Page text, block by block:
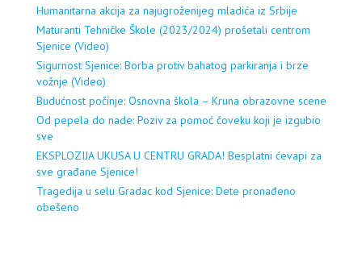
Humanitarna akcija za najugroženijeg mladića iz Srbije
Maturanti Tehničke Škole (2023/2024) prošetali centrom
Sjenice (Video)
Sigurnost Sjenice: Borba protiv bahatog parkiranja i brze
vožnje (Video)
Budućnost počinje: Osnovna škola – Kruna obrazovne scene
Od pepela do nade: Poziv za pomoć čoveku koji je izgubio
sve
EKSPLOZIJA UKUSA U CENTRU GRADA! Besplatni ćevapi za
sve građane Sjenice!
Tragedija u selu Gradac kod Sjenice: Dete pronađeno
obešeno